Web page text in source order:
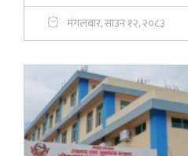
मंगलबार, साउन १२, २०८३